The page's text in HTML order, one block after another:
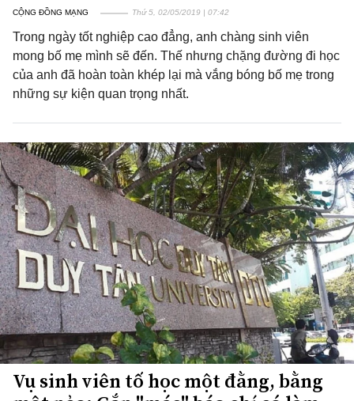
CỘNG ĐỒNG MẠNG Thứ 5, 02/05/2019 | 07:42
Trong ngày tốt nghiệp cao đẳng, anh chàng sinh viên
mong bố mẹ mình sẽ đến. Thế nhưng chặng đường đi học
của anh đã hoàn toàn khép lại mà vắng bóng bố mẹ trong
những sự kiện quan trọng nhất.
Vụ sinh viên tố học một đằng, bằng